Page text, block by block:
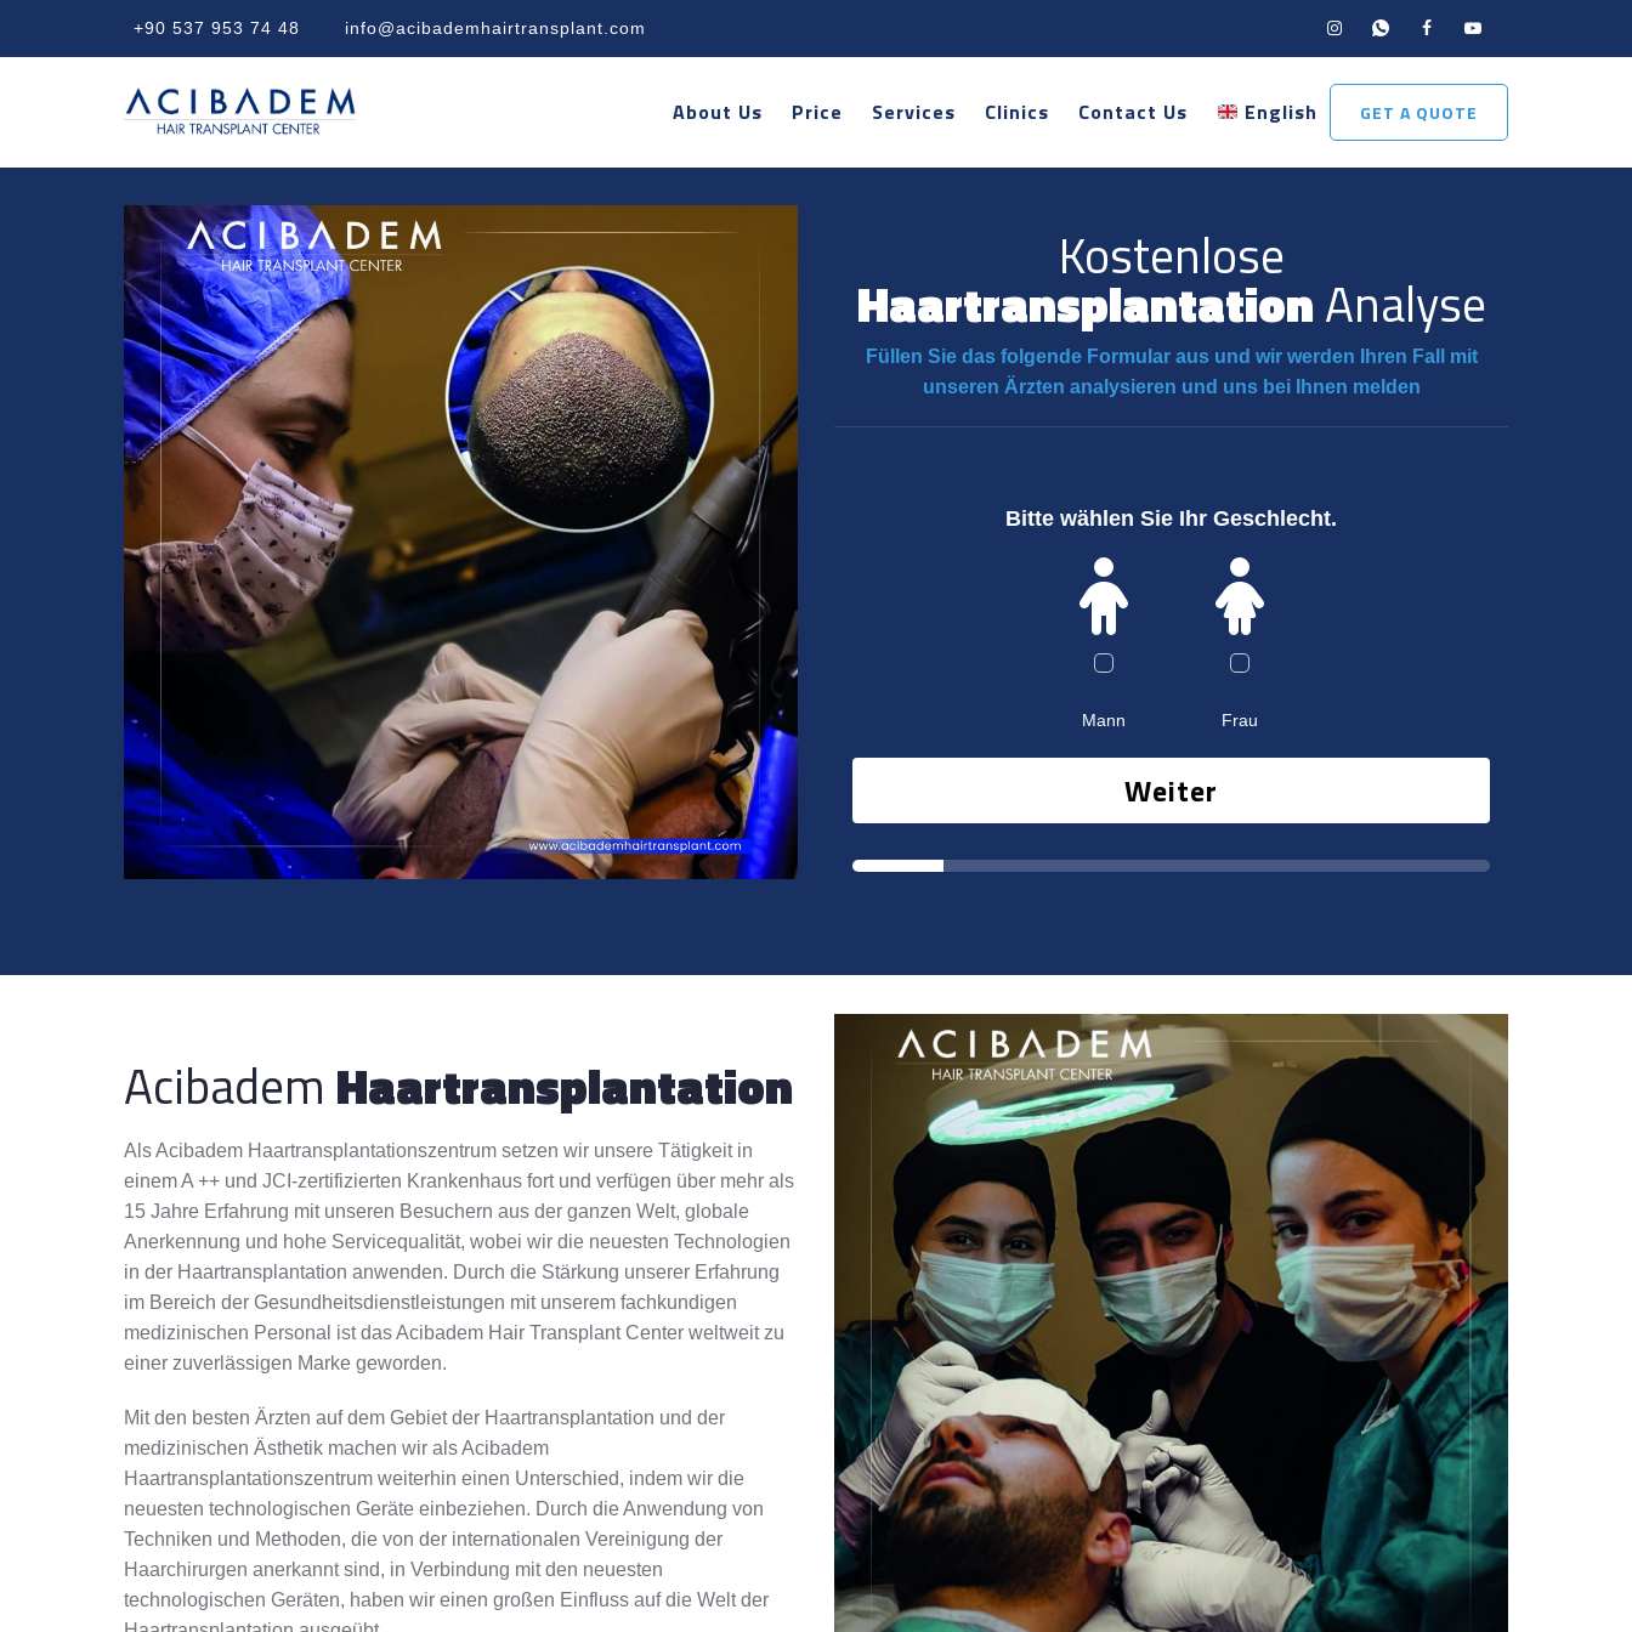
+90 537 953 74 48 info@acibademhairtransplant.com
GET A QUOTE
About Us Price Services Clinics Contact Us English
Kostenlose
HaartransplantationAnalyse
Füllen Sie das folgende Formular aus und wir werden Ihren Fall mit
unseren Ärzten analysieren und uns bei Ihnen melden
Bitte wählen Sie Ihr Geschlecht.
Mann Frau
Weiter
Acibadem Haartransplantation
Als Acibadem Haartransplantationszentrum setzen wir unsere Tätigkeit in
einem A ++ und JCI-zertifizierten Krankenhaus fort und verfügen über mehr als
15 Jahre Erfahrung mit unseren Besuchern aus der ganzen Welt, globale
Anerkennung und hohe Servicequalität, wobei wir die neuesten Technologien
in der Haartransplantation anwenden. Durch die Stärkung unserer Erfahrung
im Bereich der Gesundheitsdienstleistungen mit unserem fachkundigen
medizinischen Personal ist das Acibadem Hair Transplant Center weltweit zu
einer zuverlässigen Marke geworden.
Mit den besten Ärzten auf dem Gebiet der Haartransplantation und der
medizinischen Ästhetik machen wir als Acibadem
Haartransplantationszentrum weiterhin einen Unterschied, indem wir die
neuesten technologischen Geräte einbeziehen. Durch die Anwendung von
Techniken und Methoden, die von der internationalen Vereinigung der
Haarchirurgen anerkannt sind, in Verbindung mit den neuesten
technologischen Geräten, haben wir einen großen Einfluss auf die Welt der